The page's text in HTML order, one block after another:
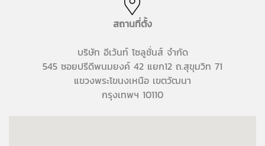
สถานที่ตั้ง
บริษัท อีเว้นท์ โซลูชั่นส์ จำกัด
545 ซอยปรีดีพนมยงค์ 42 แยก12 ถ.สุขุมวิท 71
แขวงพระโขนงเหนือ เขตวัฒนา
กรุงเทพฯ 10110